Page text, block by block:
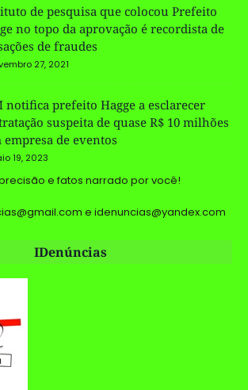
de pesquisa que colocou Prefeito
no topo da aprovação é recordista de
de fraudes
27, 2021
notifica prefeito Hagge a esclarecer
suspeita de quase R$ 10 milhões
empresa de eventos
19, 2023
e fatos narrado por você!
e idenuncias@yandex.com
IDenúncias